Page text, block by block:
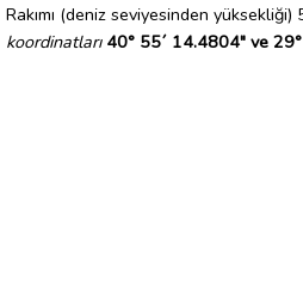
Rakımı (deniz seviyesinden yüksekliği)
koordinatları 40° 55´ 14.4804" ve